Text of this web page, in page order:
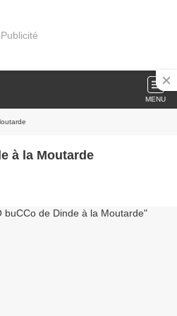
Publicité
MENU
à la Moutarde